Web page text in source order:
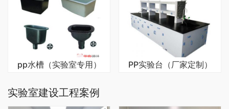
pp水槽（实验室专用） PP实验台（厂家定制）
实验室建设工程案例